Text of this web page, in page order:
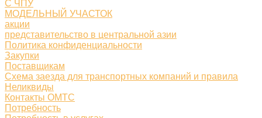
С ЧПУ
МОДЕЛЬНЫЙ УЧАСТОК
акции
представительство в центральной азии
Политика конфиденциальности
Закупки
Поставщикам
Схема заезда для транспортных компаний и правила
Неликвиды
Контакты ОМТС
Потребность